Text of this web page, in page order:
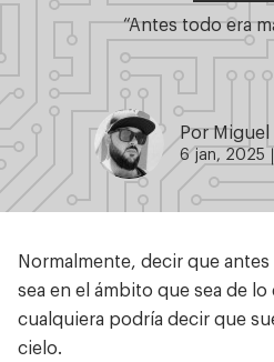
“Antes todo era
Por Miguel
6 jan, 2025
Normalmente, decir que
sea en el ámbito que sea de
cualquiera podría decir que
cielo.